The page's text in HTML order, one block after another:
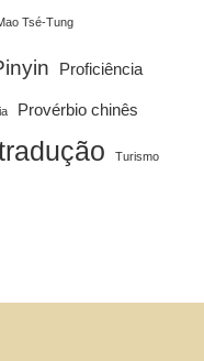
Tsé-Tung
Proficiência
Provérbio chinês
Turismo